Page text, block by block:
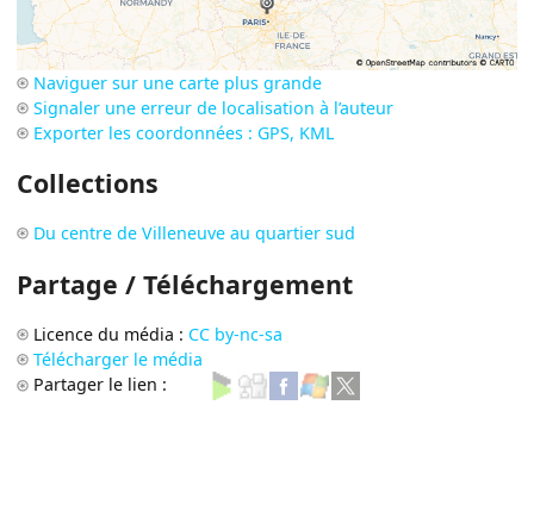
Naviguer sur une carte plus grande
Signaler une erreur de localisation à l’auteur
Exporter les coordonnées : GPS, KML
Collections
Du centre de Villeneuve au quartier sud
Partage / Téléchargement
Licence du média : CC by-nc-sa
Télécharger le média
Partager le lien :